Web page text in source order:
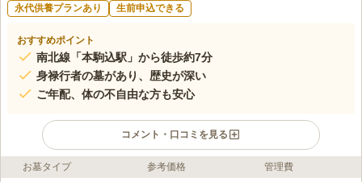
永代供養プランあり 生前申込できる
おすすめポイント
南北線「本駒込駅」から徒歩約7分
身禄行者の墓があり、歴史が深い
ご年配、体の不自由な方も安心
コメント・口コミを見る
ライフドット編集部のコメント
お墓タイプ 参考価格 管理費